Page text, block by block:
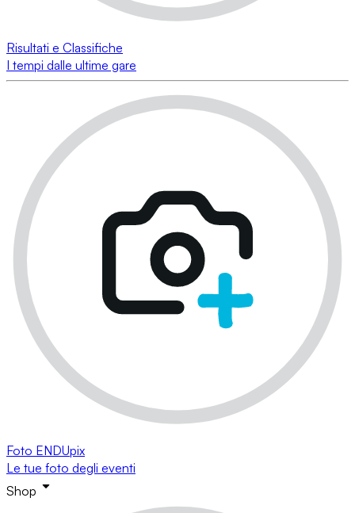
Risultati e Classifiche
I tempi dalle ultime gare
Foto ENDUpix
Le tue foto degli eventi
Shop